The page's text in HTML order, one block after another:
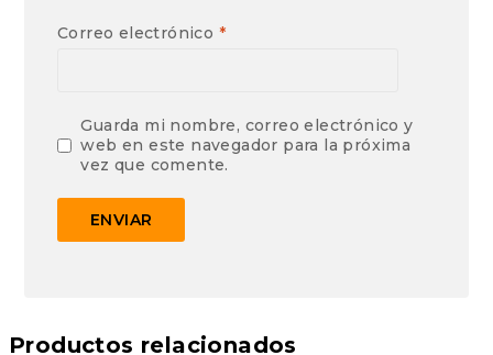
Correo electrónico *
Guarda mi nombre, correo electrónico y
web en este navegador para la próxima
vez que comente.
Productos relacionados